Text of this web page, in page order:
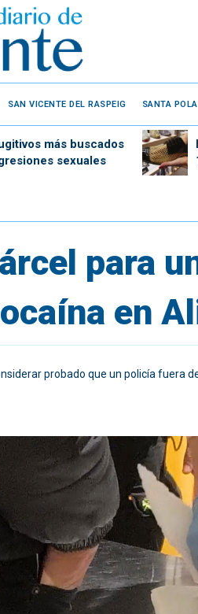
SAN VICENTE DEL RASPEIG SANTA POLA
más buscados
sexuales
para
en
probado que un policía fuera